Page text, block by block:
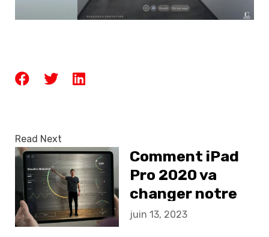
Read Next
Comment iPad
Pro 2020 va
changer notre
vision sur la RA ?
juin 13, 2023